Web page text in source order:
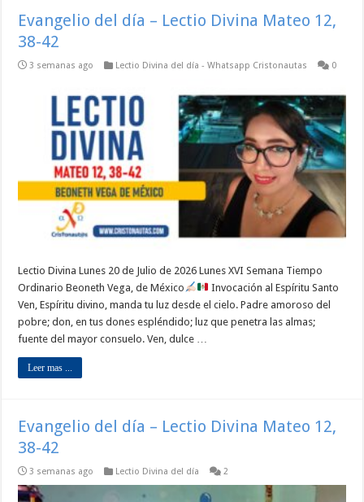
Evangelio del día – Lectio Divina Mateo 12,
38-42
3 semanas ago Lectio Divina del día - Whatsapp Cristonautas 0
Lectio Divina Lunes 20 de Julio de 2026 Lunes XVI Semana Tiempo
Ordinario Beoneth Vega, de México
Invocación al Espíritu Santo
Ven, Espíritu divino, manda tu luz desde el cielo. Padre amoroso del
pobre; don, en tus dones espléndido; luz que penetra las almas;
fuente del mayor consuelo. Ven, dulce …
Leer mas ...
Evangelio del día – Lectio Divina Mateo 12,
38-42
3 semanas ago Lectio Divina del día 2